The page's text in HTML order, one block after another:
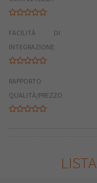
FACILITÀ DI
INTEGRAZIONE
RAPPORTO
QUALITÀ/PREZZO
LISTA